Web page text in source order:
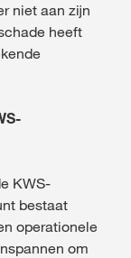
niet aan zijn
heeft
KWS-
bestaat
operationele
om